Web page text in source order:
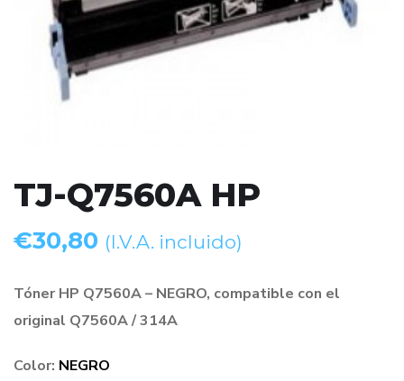
TJ-Q7560A HP
€30,80 (I.V.A. incluido)
Tóner HP Q7560A – NEGRO, compatible con el
original Q7560A / 314A
Color: NEGRO